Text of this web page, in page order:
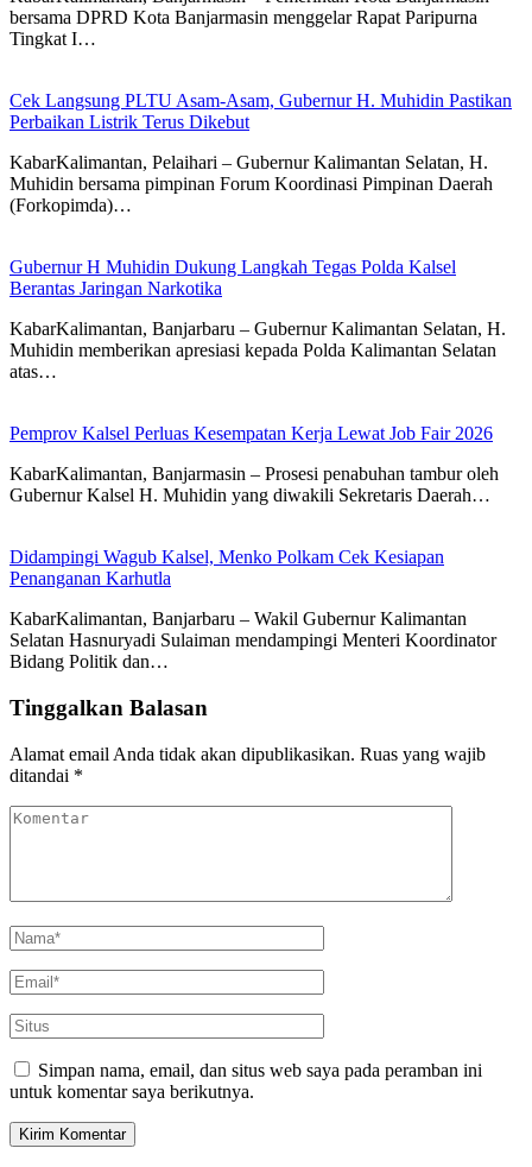
bersama DPRD Kota Banjarmasin menggelar Rapat Paripurna
Tingkat I…
Cek Langsung PLTU Asam-Asam, Gubernur H. Muhidin Pastikan
Perbaikan Listrik Terus Dikebut
KabarKalimantan, Pelaihari – Gubernur Kalimantan Selatan, H.
Muhidin bersama pimpinan Forum Koordinasi Pimpinan Daerah
(Forkopimda)…
Gubernur H Muhidin Dukung Langkah Tegas Polda Kalsel
Berantas Jaringan Narkotika
KabarKalimantan, Banjarbaru – Gubernur Kalimantan Selatan, H.
Muhidin memberikan apresiasi kepada Polda Kalimantan Selatan
atas…
Pemprov Kalsel Perluas Kesempatan Kerja Lewat Job Fair 2026
KabarKalimantan, Banjarmasin – Prosesi penabuhan tambur oleh
Gubernur Kalsel H. Muhidin yang diwakili Sekretaris Daerah…
Didampingi Wagub Kalsel, Menko Polkam Cek Kesiapan
Penanganan Karhutla
KabarKalimantan, Banjarbaru – Wakil Gubernur Kalimantan
Selatan Hasnuryadi Sulaiman mendampingi Menteri Koordinator
Bidang Politik dan…
Tinggalkan Balasan
Alamat email Anda tidak akan dipublikasikan. Ruas yang wajib
ditandai *
Simpan nama, email, dan situs web saya pada peramban ini
untuk komentar saya berikutnya.